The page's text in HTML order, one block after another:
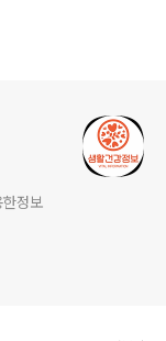
정보